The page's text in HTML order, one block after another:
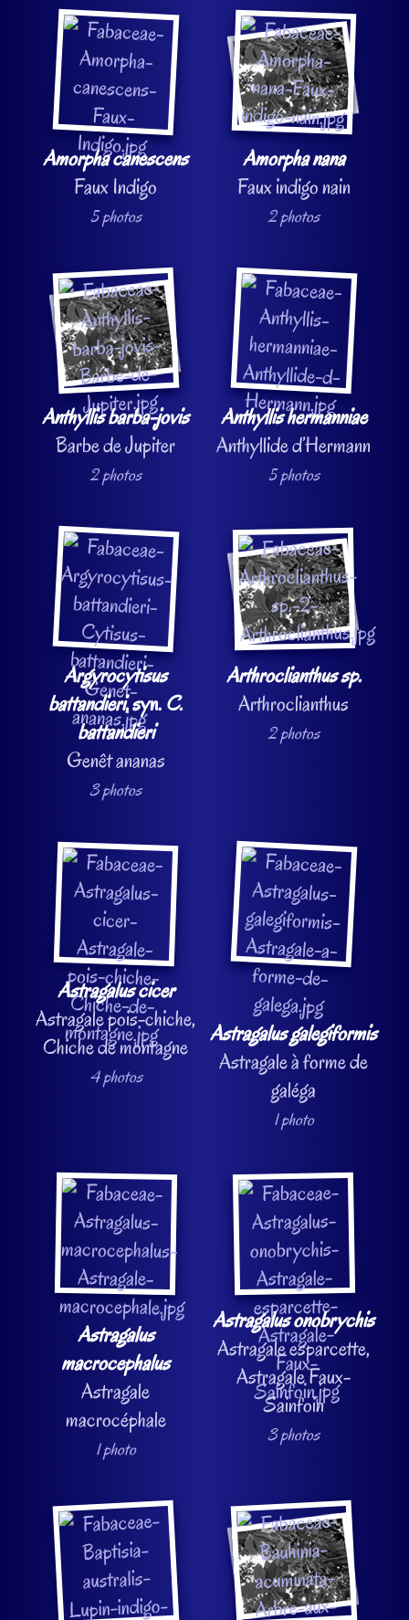
Amorpha canescens
Faux Indigo
5 photos
Amorpha nana
Faux indigo nain
2 photos
Anthyllis barba-jovis
Barbe de Jupiter
2 photos
Anthyllis hermanniae
Anthyllide d’Hermann
5 photos
Argyrocytisus
battandieri, syn.C.
battandieri
Genêt ananas
3 photos
Arthroclianthus sp.
Arthroclianthus
2 photos
Astragalus cicer
Astragale pois-chiche,
Chiche de montagne
4 photos
Astragalus galegiformis
Astragale à forme de
galéga
1 photo
Astragalus
macrocephalus
Astragale
macrocéphale
1 photo
Astragalus onobrychis
Astragale esparcette,
Astragale Faux-
Sainfoin
3 photos